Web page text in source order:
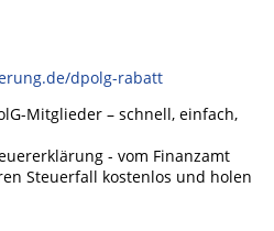
dpolg-rabatt
Mitglieder – schnell, einfach,
- vom Finanzamt
Steuerfall kostenlos und holen